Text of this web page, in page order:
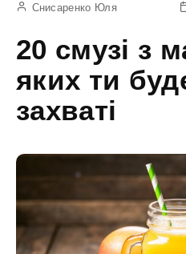
Снисаренко Юля
20 смузі з
яких ти
захваті